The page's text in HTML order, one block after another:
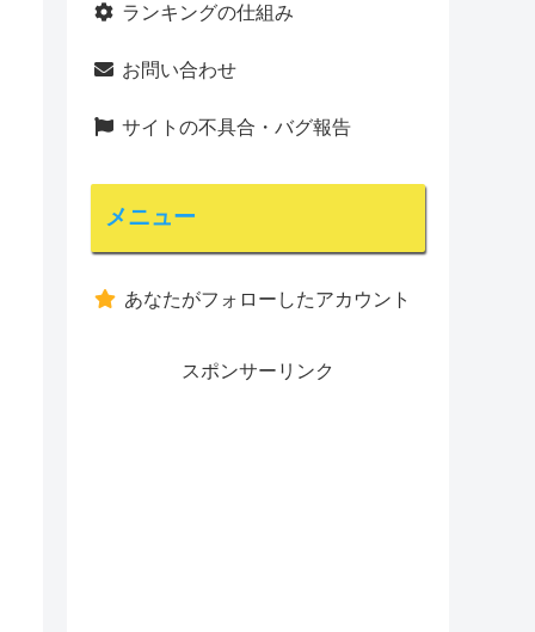
ランキングの仕組み
お問い合わせ
サイトの不具合・バグ報告
メニュー
あなたがフォローしたアカウント
スポンサーリンク